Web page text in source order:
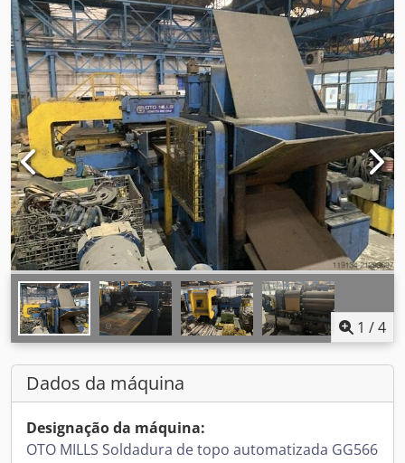
1 /4
Dados da máquina
Designação da máquina:
OTO MILLS Soldadura de topo automatizada GG566